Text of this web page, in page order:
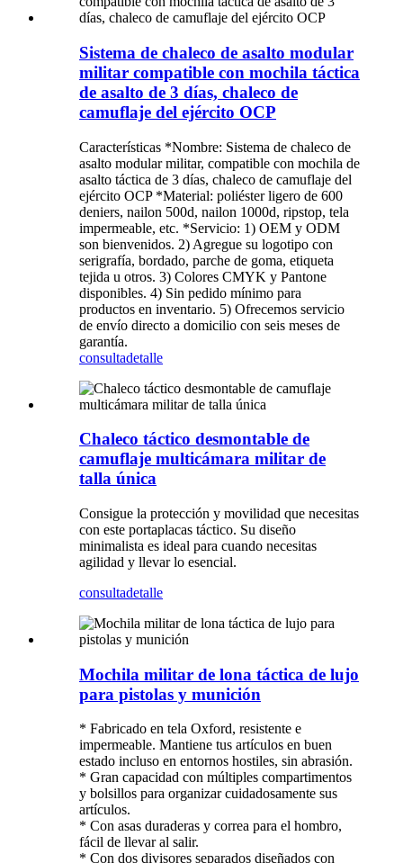
Sistema de chaleco de asalto modular
militar compatible con mochila táctica
de asalto de 3 días, chaleco de
camuflaje del ejército OCP
Características *Nombre: Sistema de chaleco de
asalto modular militar, compatible con mochila de
asalto táctica de 3 días, chaleco de camuflaje del
ejército OCP *Material: poliéster ligero de 600
deniers, nailon 500d, nailon 1000d, ripstop, tela
impermeable, etc. *Servicio: 1) OEM y ODM
son bienvenidos. 2) Agregue su logotipo con
serigrafía, bordado, parche de goma, etiqueta
tejida u otros. 3) Colores CMYK y Pantone
disponibles. 4) Sin pedido mínimo para
productos en inventario. 5) Ofrecemos servicio
de envío directo a domicilio con seis meses de
garantía.
consultadetalle
Chaleco táctico desmontable de
camuflaje multicámara militar de
talla única
Consigue la protección y movilidad que necesitas
con este portaplacas táctico. Su diseño
minimalista es ideal para cuando necesitas
agilidad y llevar lo esencial.
consultadetalle
Mochila militar de lona táctica de lujo
para pistolas y munición
* Fabricado en tela Oxford, resistente e
impermeable. Mantiene tus artículos en buen
estado incluso en entornos hostiles, sin abrasión.
* Gran capacidad con múltiples compartimentos
y bolsillos para organizar cuidadosamente sus
artículos.
* Con asas duraderas y correa para el hombro,
fácil de llevar al salir.
* Con dos divisores separados diseñados con